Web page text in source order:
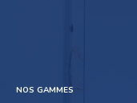
NOS GAMMES